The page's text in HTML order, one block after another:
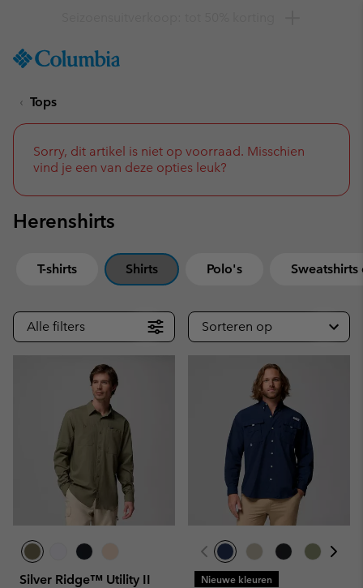
TO
SKIP
NAV
TO
SEARCH
Tops
Sorry, dit artikel is niet op voorraad. Misschien
vind je een van deze opties leuk?
Herenshirts
T-shirts Shirts Polo's
Alle filters Sorteren op
Silver Ridge™ Utility II
Nieuwe kleuren